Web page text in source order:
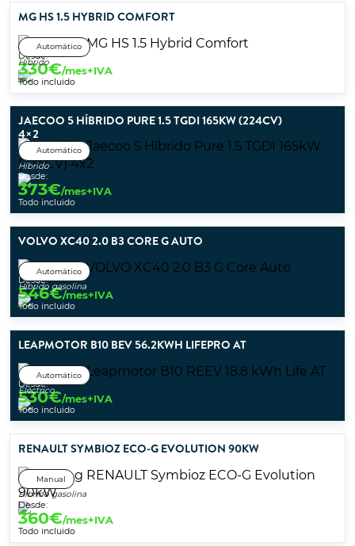
MG HS 1.5 HYBRID COMFORT
Automático
Híbrido
Desde:
330€/mes+IVA
Todo incluido
JAECOO 5 HÍBRIDO PURE 1.5 TGDI 165KW (224CV)
4×2
Automático
Híbrido
Desde:
373€/mes+IVA
Todo incluido
VOLVO XC40 2.0 B3 CORE G AUTO
Automático
Híbrido gasolina
Desde:
546€/mes+IVA
Todo incluido
LEAPMOTOR B10 BEV 56.2KWH LIFEPRO AT
Automático
Eléctrico
Desde:
530€/mes+IVA
Todo incluido
RENAULT SYMBIOZ ECO-G EVOLUTION 90KW
Manual
Híbrido gasolina
Desde:
360€/mes+IVA
Todo incluido